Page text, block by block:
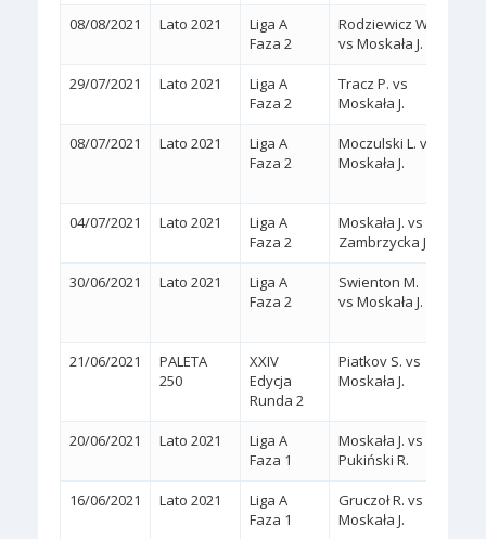
08/08/2021 Lato 2021
Liga A
Faza 2
Rodziewicz W.
vs Moskała J.
29/07/2021 Lato 2021
Liga A
Faza 2
Tracz P. vs
Moskała J.
08/07/2021 Lato 2021
Liga A
Faza 2
Moczulski L. vs
Moskała J.
04/07/2021 Lato 2021
Liga A
Faza 2
Moskała J. vs
Zambrzycka J.
30/06/2021 Lato 2021
Liga A
Faza 2
Swienton M.
vs Moskała J.
21/06/2021
PALETA
250
XXIV
Edycja
Runda 2
Piatkov S. vs
Moskała J.
20/06/2021 Lato 2021
Liga A
Faza 1
Moskała J. vs
Pukiński R.
16/06/2021 Lato 2021
Liga A
Faza 1
Gruczoł R. vs
Moskała J.